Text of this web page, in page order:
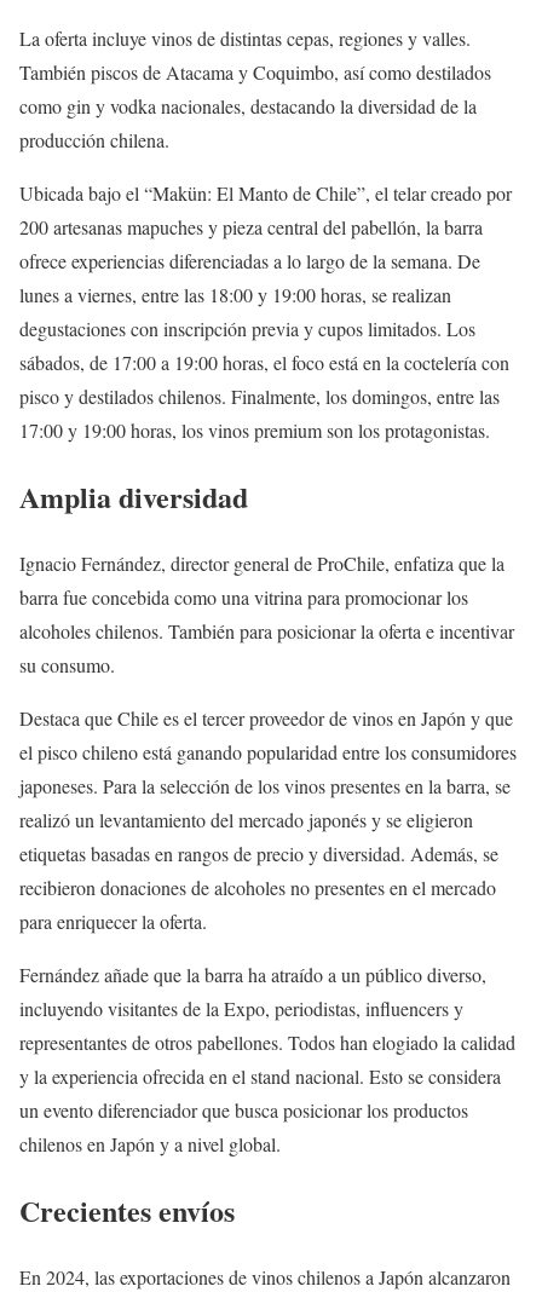
La oferta incluye vinos de distintas cepas, regiones y valles.
También piscos de Atacama y Coquimbo, así como destilados
como gin y vodka nacionales, destacando la diversidad de la
producción chilena.
Ubicada bajo el “Makün: El Manto de Chile”, el telar creado por
200 artesanas mapuches y pieza central del pabellón, la barra
ofrece experiencias diferenciadas a lo largo de la semana. De
lunes a viernes, entre las 18:00 y 19:00 horas, se realizan
degustaciones con inscripción previa y cupos limitados. Los
sábados, de 17:00 a 19:00 horas, el foco está en la coctelería con
pisco y destilados chilenos. Finalmente, los domingos, entre las
17:00 y 19:00 horas, los vinos premium son los protagonistas.
Amplia diversidad
Ignacio Fernández, director general de ProChile, enfatiza que la
barra fue concebida como una vitrina para promocionar los
alcoholes chilenos. También para posicionar la oferta e incentivar
su consumo.
Destaca que Chile es el tercer proveedor de vinos en Japón y que
el pisco chileno está ganando popularidad entre los consumidores
japoneses. Para la selección de los vinos presentes en la barra, se
realizó un levantamiento del mercado japonés y se eligieron
etiquetas basadas en rangos de precio y diversidad. Además, se
recibieron donaciones de alcoholes no presentes en el mercado
para enriquecer la oferta.
Fernández añade que la barra ha atraído a un público diverso,
incluyendo visitantes de la Expo, periodistas, influencers y
representantes de otros pabellones. Todos han elogiado la calidad
y la experiencia ofrecida en el stand nacional. Esto se considera
un evento diferenciador que busca posicionar los productos
chilenos en Japón y a nivel global.
Crecientes envíos
En 2024, las exportaciones de vinos chilenos a Japón alcanzaron